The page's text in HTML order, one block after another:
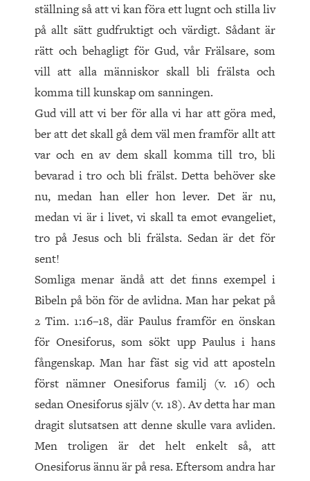
ställning så att vi kan föra ett lugnt och stilla liv
på allt sätt gudfruktigt och värdigt. Sådant är
rätt och behagligt för Gud, vår Frälsare, som
vill att alla människor skall bli frälsta och
komma till kunskap om sanningen.
Gud vill att vi ber för alla vi har att göra med,
ber att det skall gå dem väl men framför allt att
var och en av dem skall komma till tro, bli
bevarad i tro och bli frälst. Detta behöver ske
nu, medan han eller hon lever. Det är nu,
medan vi är i livet, vi skall ta emot evangeliet,
tro på Jesus och bli frälsta. Sedan är det för
sent!
Somliga menar ändå att det finns exempel i
Bibeln på bön för de avlidna. Man har pekat på
2 Tim. 1:16–18, där Paulus framför en önskan
för Onesiforus, som sökt upp Paulus i hans
fångenskap. Man har fäst sig vid att aposteln
först nämner Onesiforus familj (v. 16) och
sedan Onesiforus själv (v. 18). Av detta har man
dragit slutsatsen att denne skulle vara avliden.
Men troligen är det helt enkelt så, att
Onesiforus ännu är på resa. Eftersom andra har